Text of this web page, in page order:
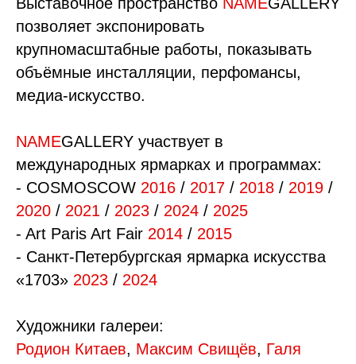
Выставочное пространство NAMEGALLERY
позволяет экспонировать
крупномасштабные работы, показывать
объёмные инсталляции, перфомансы,
медиа-искусство.
NAMEGALLERY участвует в
международных ярмарках и программах:
- COSMOSCOW 2016 / 2017 / 2018 / 2019 /
2020 / 2021 / 2023 / 2024 / 2025
- Art Paris Art Fair 2014 / 2015
- Санкт-Петербургская ярмарка искусства
«1703» 2023 / 2024
Художники галереи:
Родион Китаев, Максим Свищёв, Галя